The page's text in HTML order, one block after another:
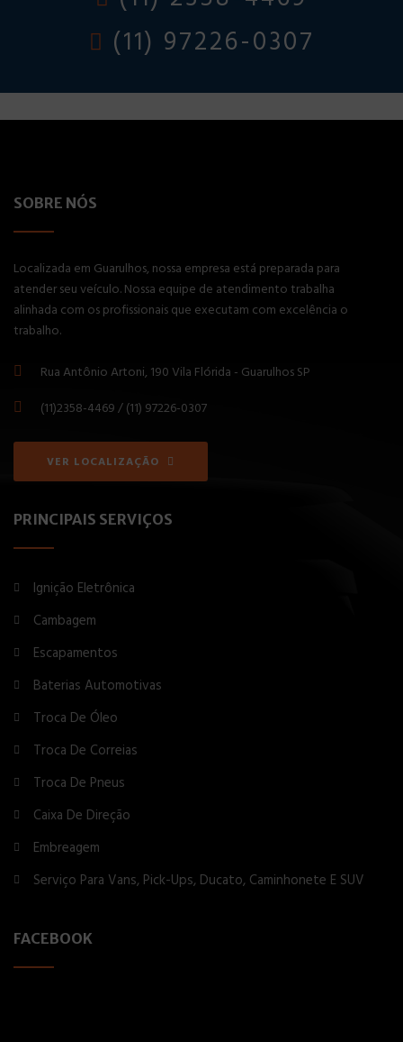
(11) 97226-0307
SOBRE NÓS
Localizada em Guarulhos, nossa empresa está preparada para
atender seu veículo. Nossa equipe de atendimento trabalha
alinhada com os profissionais que executam com excelência o
trabalho.
Rua Antônio Artoni, 190 Vila Flórida - Guarulhos SP
(11)2358-4469 / (11) 97226-0307
VER LOCALIZAÇÃO
PRINCIPAIS SERVIÇOS
Ignição Eletrônica
Cambagem
Escapamentos
Baterias Automotivas
Troca De Óleo
Troca De Correias
Troca De Pneus
Caixa De Direção
Embreagem
Serviço Para Vans, Pick-Ups, Ducato, Caminhonete E SUV
FACEBOOK